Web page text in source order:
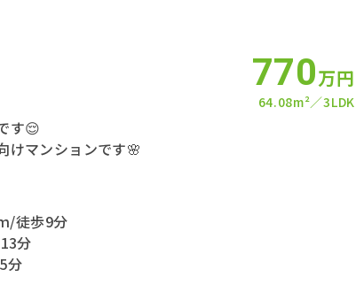
770万円
64.08m² 3LDK
す😌
けマンションです🌸
/徒歩9分
分
分